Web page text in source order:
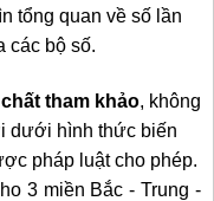
tổng quan về số lần
các bộ số.
tham khảo, không
dưới hình thức biến
pháp luật cho phép.
3 miền Bắc - Trung -